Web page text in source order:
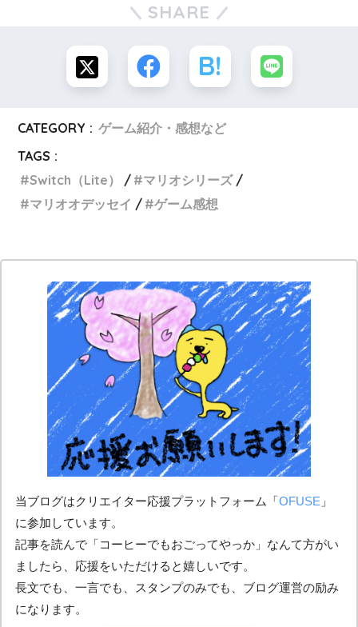
SHARE
CATEGORY : ゲーム紹介・感想など
TAGS :
Switch（Lite）
マリオシリーズ
マリオオデッセイ
ゲーム感想
当ブログはクリエイター応援プラットフォーム「OFUSE 」
に参加しています。
記事を読んで「コーヒーでもおごってやっか」なんて方がい
ましたら、応援をいただけると嬉しいです。
長文でも、一言でも、スタンプのみでも、ブログ運営の励み
になります。